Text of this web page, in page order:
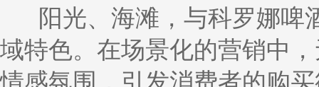
阳光、海滩，与科罗娜啤
域特色。在场景化的营销中
情感氛围，引发消费者的购